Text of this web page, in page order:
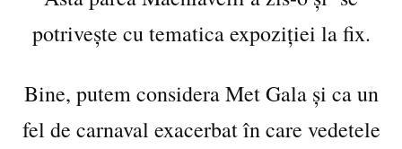
potrivește cu tematica expoziției la fix.
Bine, putem considera Met Gala și ca un
fel de carnaval exacerbat în care vedetele